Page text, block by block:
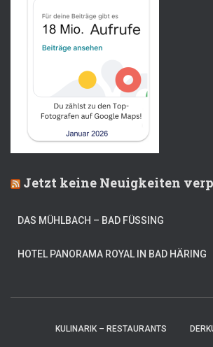
Jetzt keine Neuigkeiten
DAS MÜHLBACH – BAD FÜSSING
HOTEL PANORAMA ROYAL IN BAD HÄRING
KULINARIK – RESTAURANTS